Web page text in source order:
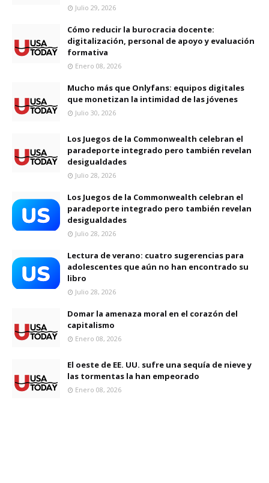
Julio 29, 2026
Cómo reducir la burocracia docente:
digitalización, personal de apoyo y evaluación
formativa
Enero 08, 2026
Mucho más que Onlyfans: equipos digitales
que monetizan la intimidad de las jóvenes
Julio 30, 2026
Los Juegos de la Commonwealth celebran el
paradeporte integrado pero también revelan
desigualdades
Julio 28, 2026
Los Juegos de la Commonwealth celebran el
paradeporte integrado pero también revelan
desigualdades
Julio 28, 2026
Lectura de verano: cuatro sugerencias para
adolescentes que aún no han encontrado su
libro
Julio 28, 2026
Domar la amenaza moral en el corazón del
capitalismo
Enero 08, 2026
El oeste de EE. UU. sufre una sequía de nieve y
las tormentas la han empeorado
Enero 08, 2026